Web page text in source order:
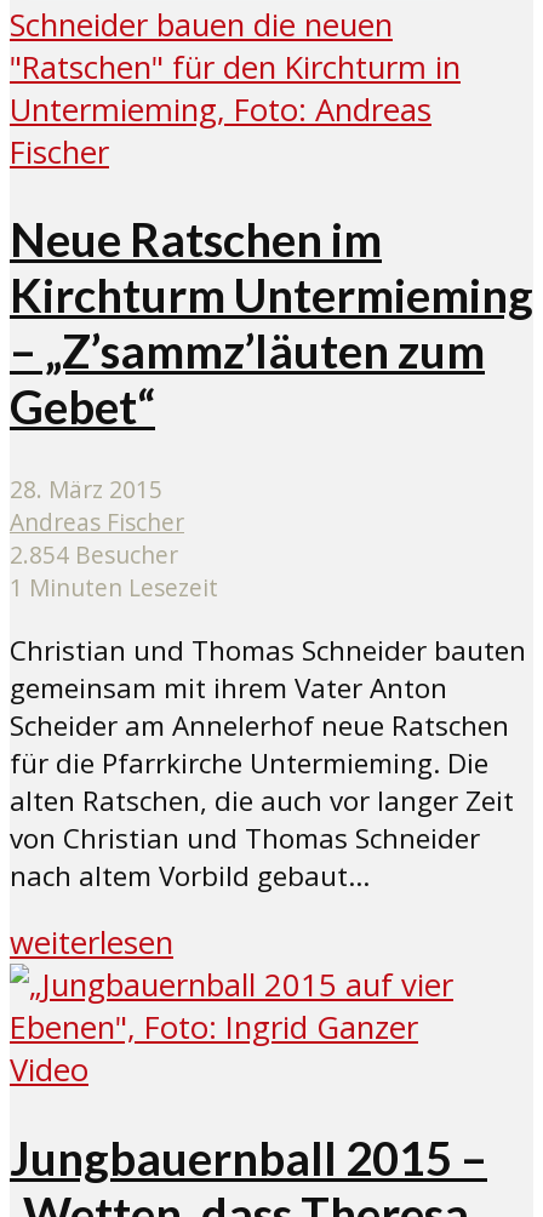
Neue Ratschen im
Kirchturm Untermieming
– „Z’sammz’läuten zum
Gebet“
28. März 2015
Andreas Fischer
2.854 Besucher
1 Minuten Lesezeit
Christian und Thomas Schneider bauten
gemeinsam mit ihrem Vater Anton
Scheider am Annelerhof neue Ratschen
für die Pfarrkirche Untermieming. Die
alten Ratschen, die auch vor langer Zeit
von Christian und Thomas Schneider
nach altem Vorbild gebaut...
weiterlesen
Video
Jungbauernball 2015 –